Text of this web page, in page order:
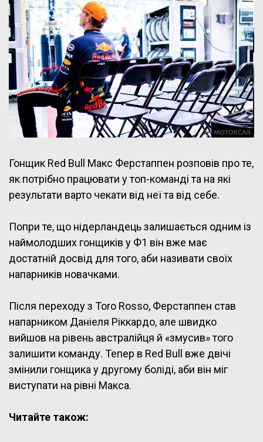
Гонщик Red Bull Макс Ферстаппен розповів про те,
як потрібно працювати у топ-команді та на які
результати варто чекати від неї та від себе.
Попри те, що нідерландець залишається одним із
наймолодших гонщиків у Ф1 він вже має
достатній досвід для того, аби називати своїх
напарників новачками.
Після переходу з Toro Rosso, Ферстаппен став
напарником Даніеля Ріккардо, але швидко
вийшов на рівень австралійця й «змусив» того
залишити команду. Тепер в Red Bull вже двічі
змінили гонщика у другому боліді, аби він міг
виступати на рівні Макса.
Читайте також: